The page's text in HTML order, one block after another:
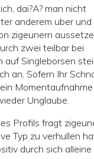
dai?A? man nicht
anderem uber und
zigeunern
zwei teilbar bei
auf Singleborsen
an, Sofern Ihr
Unglaube.
Profils fragt
Typ zu verhullen
durch sich